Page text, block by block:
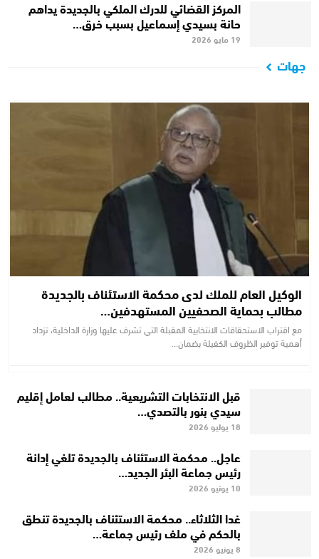
المركز القضائي للدرك الملكي بالجديدة يداهم
حانة بسيدي إسماعيل بسبب خرق…
19 مايو 2026
جهات
الوكيل العام للملك لدى محكمة الاستئناف بالجديدة
مطالب بحماية الصحفيين المستهدفين…
مع اقتراب الاستحقاقات الانتخابية المقبلة التي تشرف عليها وزارة الداخلية، تزداد
أهمية توفير الظروف الكفيلة بضمان…
قبل الانتخابات التشريعية.. مطالب لعامل إقليم
سيدي بنور بالتصدي…
18 يوليو 2026
عاجل.. محكمة الاستئناف بالجديدة تلغي إدانة
رئيس جماعة البئر الجديد…
10 يونيو 2026
غدا الثلاثاء.. محكمة الاستئناف بالجديدة تنطق
بالحكم في ملف رئيس جماعة…
8 يونيو 2026